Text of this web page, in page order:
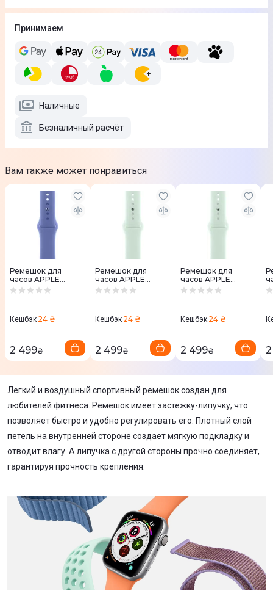
Принимаем
Наличные
Безналичный расчёт
Вам также может понравиться
Ремешок для
часов APPLE
WATCH 46mm
Кешбэк 24 ₴
2 499₴
Ремешок для
часов APPLE
WATCH 46mm
Кешбэк 24 ₴
2 499₴
Ремешок для
часов APPLE
WATCH 42mm
Кешбэк 24 ₴
2 499₴ 2
Легкий и воздушный спортивный ремешок создан для
любителей фитнеса. Ремешок имеет застежку-липучку, что
позволяет быстро и удобно регулировать его. Плотный слой
петель на внутренней стороне создает мягкую подкладку и
отводит влагу. А липучка с другой стороны прочно соединяет,
гарантируя прочность крепления.